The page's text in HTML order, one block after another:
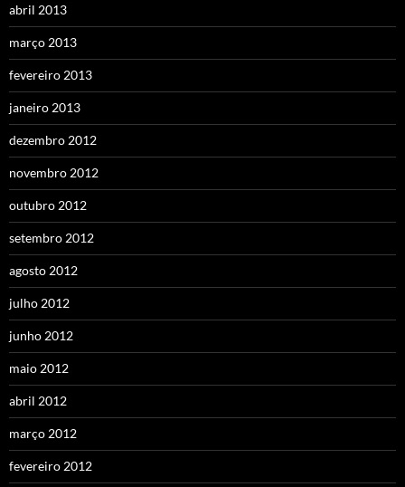
abril 2013
março 2013
fevereiro 2013
janeiro 2013
dezembro 2012
novembro 2012
outubro 2012
setembro 2012
agosto 2012
julho 2012
junho 2012
maio 2012
abril 2012
março 2012
fevereiro 2012